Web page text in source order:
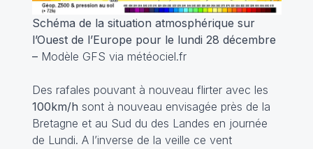
Schéma de la situation atmosphérique sur
l’Ouest de l’Europe pour le lundi 28 décembre
–Modèle GFS via météociel.fr
Des rafales pouvant à nouveau flirter avec les
100km/h sont à nouveau envisagée près de la
Bretagne et au Sud du des Landes en journée
de Lundi. A l’inverse de la veille ce vent